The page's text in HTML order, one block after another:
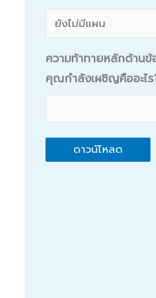
ความท้าทายหลักด้าน
คุณกำลังเผชิญคืออะไร